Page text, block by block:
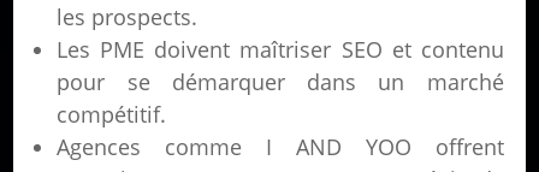
les prospects.
Les PME doivent maîtriser SEO et contenu
pour se démarquer dans un marché
compétitif.
Agences comme I AND YOO offrent